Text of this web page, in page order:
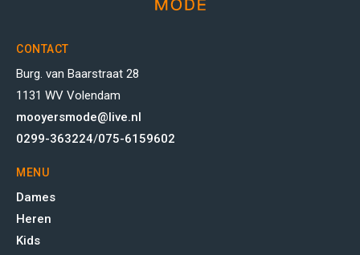
CONTACT
Burg. van Baarstraat 28
1131 WV Volendam
mooyersmode@live.nl
0299-363224/075-6159602
MENU
Dames
Heren
Kids